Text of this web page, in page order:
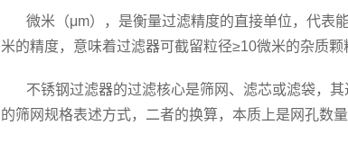
微米（μm），是衡量过滤精度的直接单位，代表
米的精度，意味着过滤器可截留粒径≥10微米的杂质
不锈钢过滤器的过滤核心是筛网、滤芯或滤袋，
的筛网规格表述方式，二者的换算，本质上是网孔数